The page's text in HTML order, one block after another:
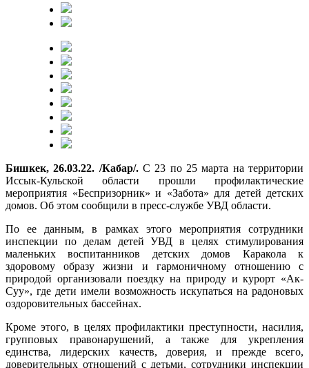
Бишкек, 26.03.22. /Кабар/.С 23 по 25 марта на территории
Иссык-Кульской области прошли профилактические
мероприятия «Беспризорник» и «Забота» для детей детских
домов. Об этом сообщили в пресс-службе УВД области.
По ее данным, в рамках этого мероприятия сотрудники
инспекции по делам детей УВД в целях стимулирования
маленьких воспитанников детских домов Каракола к
здоровому образу жизни и гармоничному отношению с
природой организовали поездку на природу и курорт «Ак-
Суу», где дети имели возможность искупаться на радоновых
оздоровительных бассейнах.
Кроме этого, в целях профилактики преступности, насилия,
групповых правонарушений, а также для укрепления
единства, лидерских качеств, доверия, и прежде всего,
доверительных отношений с детьми, сотрудники инспекции